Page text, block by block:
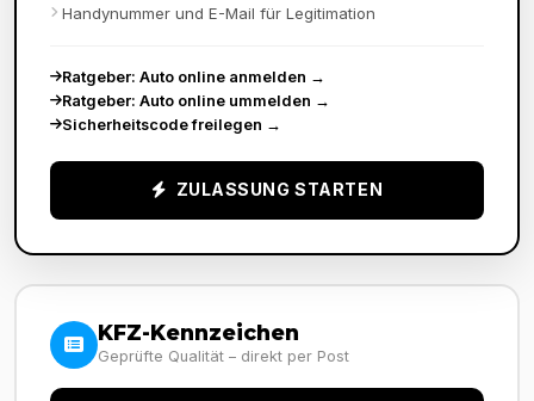
Handynummer und E-Mail für Legitimation
Ratgeber: Auto online anmelden →
Ratgeber: Auto online ummelden →
Sicherheitscode freilegen →
ZULASSUNG STARTEN
KFZ-Kennzeichen
Geprüfte Qualität – direkt per Post